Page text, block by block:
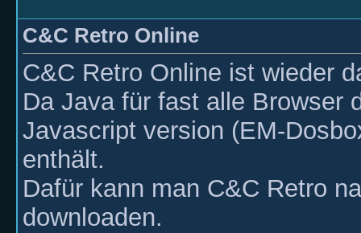
C&C Retro Online
C&C Retro Online ist wieder
Da Java für fast alle Browser
Javascript version (EM-
enthält.
Dafür kann man C&C Retro
downloaden.